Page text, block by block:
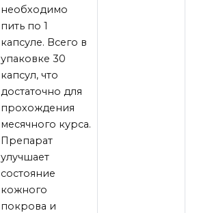
необходимо
пить по 1
капсуле. Всего в
упаковке 30
капсул, что
достаточно для
прохождения
месячного курса.
Препарат
улучшает
состояние
кожного
покрова и